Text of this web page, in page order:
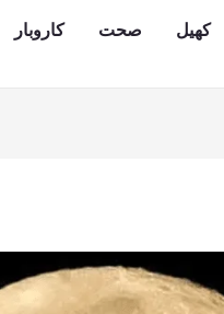
کھیل صحت کاروبار